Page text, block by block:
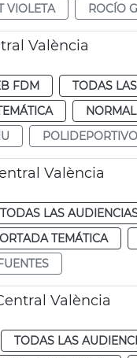
VIOLETA ROCÍO
València
FDM TODAS
NORMAL
POLIDEPORTIVO
València
TODAS LAS
TEMÁTICA
València
TODAS LAS